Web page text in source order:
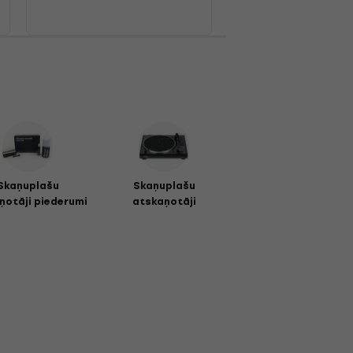
piederumi
Skaņuplašu
atskaņotāji